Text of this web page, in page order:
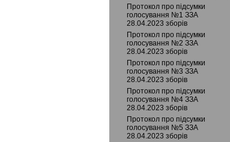
Протокол про підсумки
голосування №1 ЗЗА
28.04.2023 зборів
Протокол про підсумки
голосування №2 ЗЗА
28.04.2023 зборів
Протокол про підсумки
голосування №3 ЗЗА
28.04.2023 зборів
Протокол про підсумки
голосування №4 ЗЗА
28.04.2023 зборів
Протокол про підсумки
голосування №5 ЗЗА
28.04.2023 зборів